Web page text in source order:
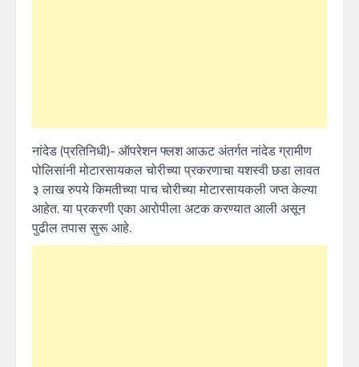
नांदेड (प्रतिनिधी)- ऑपरेशन फ्लश आऊट अंतर्गत नांदेड ग्रामीण
पोलिसांनी मोटारसायकल चोरीच्या प्रकरणाचा यशस्वी छडा लावत
३ लाख रुपये किमतीच्या पाच चोरीच्या मोटारसायकली जप्त केल्या
आहेत. या प्रकरणी एका आरोपीला अटक करण्यात आली असून
पुढील तपास सुरू आहे.